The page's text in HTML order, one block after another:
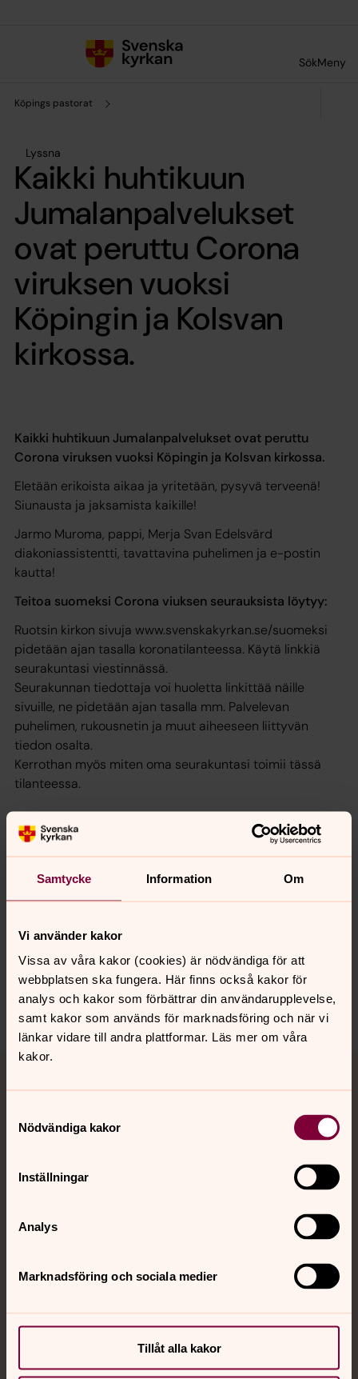
Samtycke Information Om
Vi använder kakor
Vissa av våra kakor (cookies) är nödvändiga för att
webbplatsen ska fungera. Här finns också kakor för
analys och kakor som förbättrar din användarupplevelse,
samt kakor som används för marknadsföring och när vi
länkar vidare till andra plattformar. Läs mer om våra
kakor.
Nödvändiga kakor
Inställningar
Analys
Marknadsföring och sociala medier
Tillåt alla kakor
SökMeny
Köpings pastorat
Lyssna
Kaikki huhtikuun
Jumalanpalvelukset
ovat peruttu Corona
viruksen vuoksi
Köpingin ja Kolsvan
kirkossa.
Kaikki huhtikuun Jumalanpalvelukset ovat peruttu
Corona viruksen vuoksi Köpingin ja Kolsvan kirkossa.
Eletään erikoista aikaa ja yritetään, pysyvä terveenä!
Siunausta ja jaksamista kaikille!
Jarmo Muroma, pappi, Merja Svan Edelsvärd
diakoniassistentti, tavattavina puhelimen ja e-postin
kautta!
Teitoa suomeksi Corona viuksen seurauksista löytyy:
Ruotsin kirkon sivuja www.svenskakyrkan.se/suomeksi
pidetään ajan tasalla koronatilanteessa. Käytä linkkiä
seurakuntasi viestinnässä.
Seurakunnan tiedottaja voi huoletta linkittää näille
sivuille, ne pidetään ajan tasalla mm. Palvelevan
puhelimen, rukousnetin ja muut aiheeseen liittyvän
tiedon osalta.
Kerrothan myös miten oma seurakuntasi toimii tässä
tilanteessa.
Synpunkter eller frågor på sidans
innehåll?
kopingsbygden.forsamling@svenskakyrkan.se
Dela
Tillbaka till toppen
Tillbaka till innehållet
Sociala kanaler